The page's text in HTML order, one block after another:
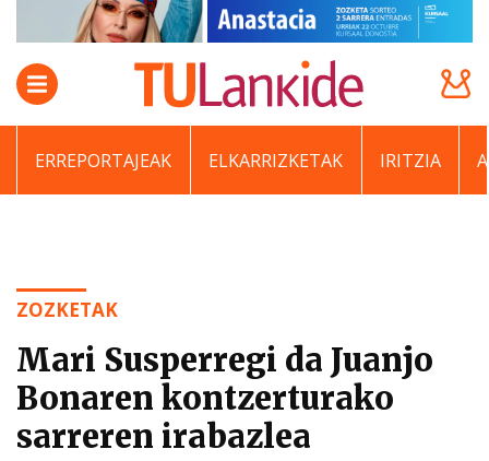
ERREPORTAJEAK ELKARRIZKETAK IRITZIA
ZOZKETAK
Mari Susperregi da Juanjo
Bonaren kontzerturako
sarreren irabazlea